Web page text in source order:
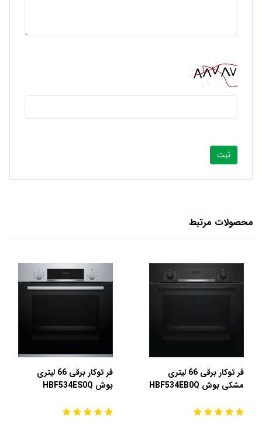
محصولات مرتبط
فر توکار برقی 66 لیتری
مشکی بوش HBF534EB0Q
فر توکار برقی 66 لیتری
بوش HBF534ES0Q